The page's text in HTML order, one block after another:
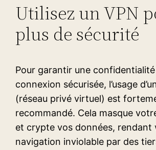
Utilisez un VPN
plus de sécurité
Pour garantir une
connexion sécurisée, l’usage
(réseau privé virtuel) est
recommandé. Cela masque
et crypte vos données, rendant
navigation inviolable par des